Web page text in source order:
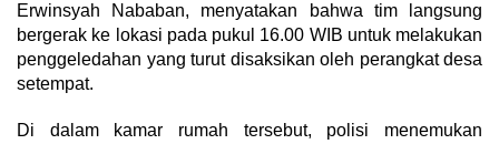
Erwinsyah Nababan, menyatakan bahwa tim langsung
bergerak ke lokasi pada pukul 16.00 WIB untuk melakukan
penggeledahan yang turut disaksikan oleh perangkat desa
setempat.
Di dalam kamar rumah tersebut, polisi menemukan